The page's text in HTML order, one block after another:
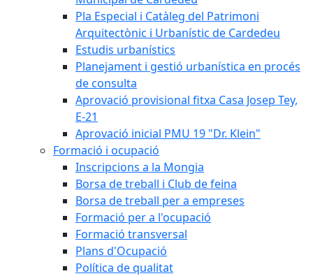
Pla Especial i Catàleg del Patrimoni
Arquitectònic i Urbanístic de Cardedeu
Estudis urbanístics
Planejament i gestió urbanística en procés
de consulta
Aprovació provisional fitxa Casa Josep Tey,
E-21
Aprovació inicial PMU 19 "Dr. Klein"
Formació i ocupació
Inscripcions a la Mongia
Borsa de treball i Club de feina
Borsa de treball per a empreses
Formació per a l'ocupació
Formació transversal
Plans d'Ocupació
Política de qualitat